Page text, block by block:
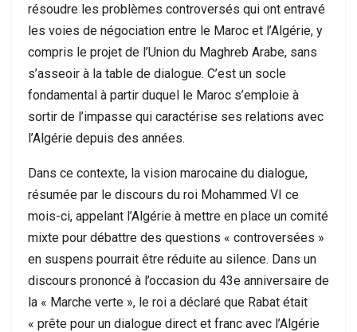
résoudre les problèmes controversés qui ont entravé
les voies de négociation entre le Maroc et l’Algérie, y
compris le projet de l’Union du Maghreb Arabe, sans
s’asseoir à la table de dialogue. C’est un socle
fondamental à partir duquel le Maroc s’emploie à
sortir de l’impasse qui caractérise ses relations avec
l’Algérie depuis des années.
Dans ce contexte, la vision marocaine du dialogue,
résumée par le discours du roi Mohammed VI ce
mois-ci, appelant l’Algérie à mettre en place un comité
mixte pour débattre des questions « controversées »
en suspens pourrait être réduite au silence. Dans un
discours prononcé à l’occasion du 43e anniversaire de
la « Marche verte », le roi a déclaré que Rabat était
« prête pour un dialogue direct et franc avec l’Algérie